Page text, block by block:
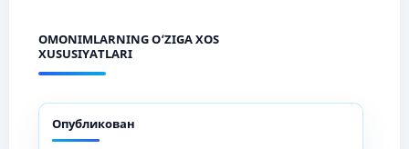
OMONIMLARNING O‘ZIGA XOS
XUSUSIYATLARI
Опубликован